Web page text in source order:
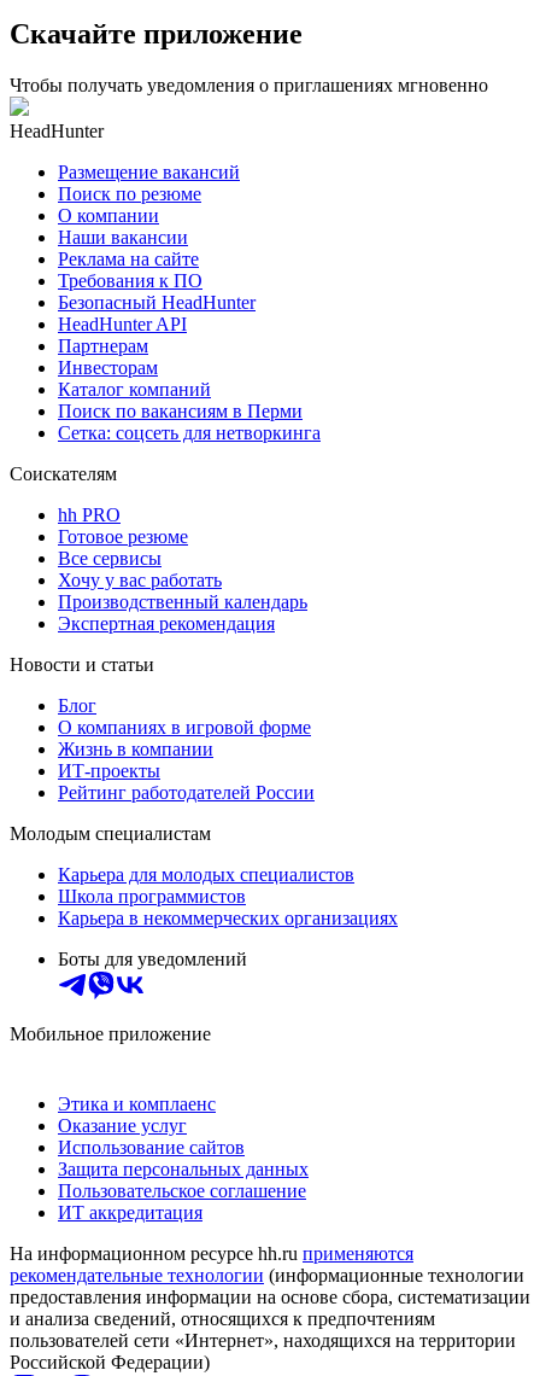
Скачайте приложение
Чтобы получать уведомления о приглашениях мгновенно
HeadHunter
Размещение вакансий
Поиск по резюме
О компании
Наши вакансии
Реклама на сайте
Требования к ПО
Безопасный HeadHunter
HeadHunter API
Партнерам
Инвесторам
Каталог компаний
Поиск по вакансиям в Перми
Сетка: соцсеть для нетворкинга
Соискателям
hh PRO
Готовое резюме
Все сервисы
Хочу у вас работать
Производственный календарь
Экспертная рекомендация
Новости и статьи
Блог
О компаниях в игровой форме
Жизнь в компании
ИТ-проекты
Рейтинг работодателей России
Молодым специалистам
Карьера для молодых специалистов
Школа программистов
Карьера в некоммерческих организациях
Боты для уведомлений
Мобильное приложение
Этика и комплаенс
Оказание услуг
Использование сайтов
Защита персональных данных
Пользовательское соглашение
ИТ аккредитация
На информационном ресурсе hh.ru применяются
рекомендательные технологии (информационные технологии
предоставления информации на основе сбора, систематизации
и анализа сведений, относящихся к предпочтениям
пользователей сети «Интернет», находящихся на территории
Российской Федерации)